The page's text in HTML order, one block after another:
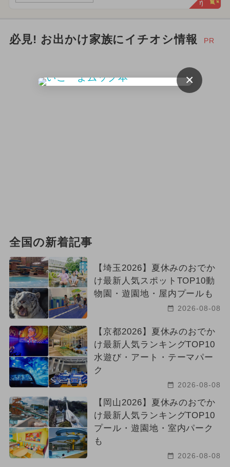
必見! お出かけ家族にイチオシ情報 PR
全国の新着記事
【埼玉2026】夏休みのおでか
け最新人気スポットTOP10動
物園・遊園地・屋内プールも
2026-08-08
【京都2026】夏休みのおでか
け最新人気ランキングTOP10
水遊び・アート・テーマパー
ク
2026-08-08
【岡山2026】夏休みのおでか
け最新人気ランキングTOP10
プール・遊園地・室内パーク
も
2026-08-08
×